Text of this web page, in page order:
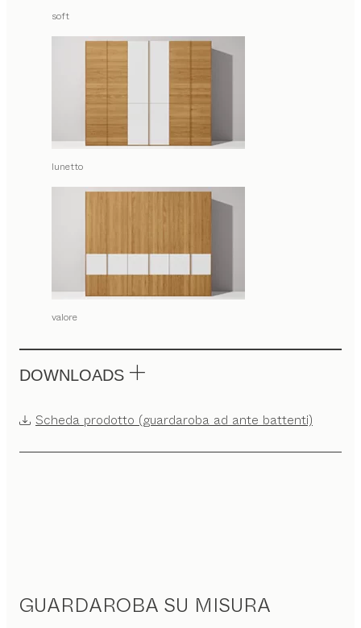
soft
lunetto
valore
DOWNLOADS
Scheda prodotto (guardaroba ad ante battenti)
GUARDAROBA SU MISURA